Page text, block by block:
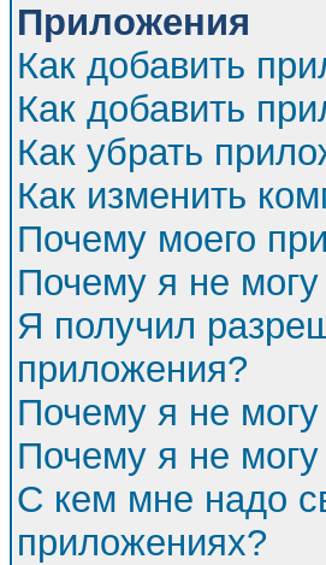
Приложения
Как добавить
Как добавить
Как убрать
Как изменить
Почему моего
Почему я не
Я получил
приложения?
Почему я не
Почему я не
С кем мне надо
приложениях?